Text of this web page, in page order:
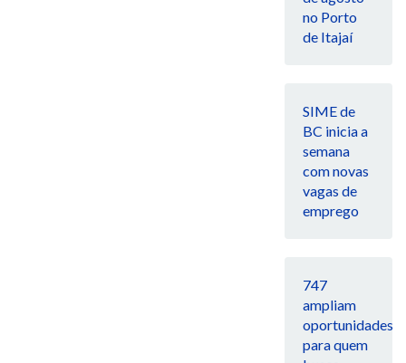
no Porto
de Itajaí
SIME de
BC inicia a
semana
com novas
vagas de
emprego
747
ampliam
oportunidades
para quem